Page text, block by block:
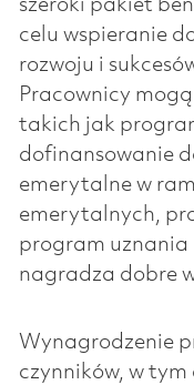
szeroki pakiet
celu wspieranie
rozwoju i
Pracownicy
takich jak
dofinansowanie
emerytalne w
emerytalnych,
program
nagradza dobre
Wynagrodzenie
czynników, w